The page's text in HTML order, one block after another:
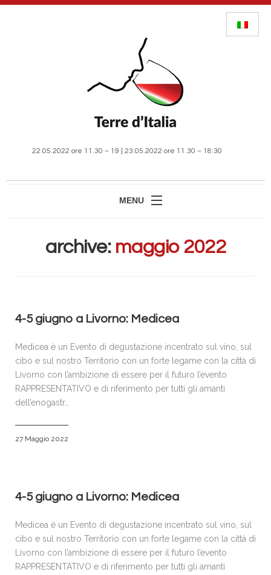
22.05.2022 ore 11.30 – 19 | 23.05.2022 ore 11.30 – 18:30
MENU
MANIFESTAZIONE
ACCREDITI E PRENOTAZIONI
GALLERIA FOTOGRAFICA
CONTATTI
POLICY
archive: maggio 2022
4-5 giugno a Livorno: Medicea
Medicea è un Evento di degustazione incentrato sul vino, sul
cibo e sul nostro Territorio con un forte legame con la città di
Livorno con l’ambizione di essere per il futuro l’evento
RAPPRESENTATIVO e di riferimento per tutti gli amanti
dell’enogastr…
27 Maggio 2022
4-5 giugno a Livorno: Medicea
Medicea è un Evento di degustazione incentrato sul vino, sul
cibo e sul nostro Territorio con un forte legame con la città di
Livorno con l’ambizione di essere per il futuro l’evento
RAPPRESENTATIVO e di riferimento per tutti gli amanti